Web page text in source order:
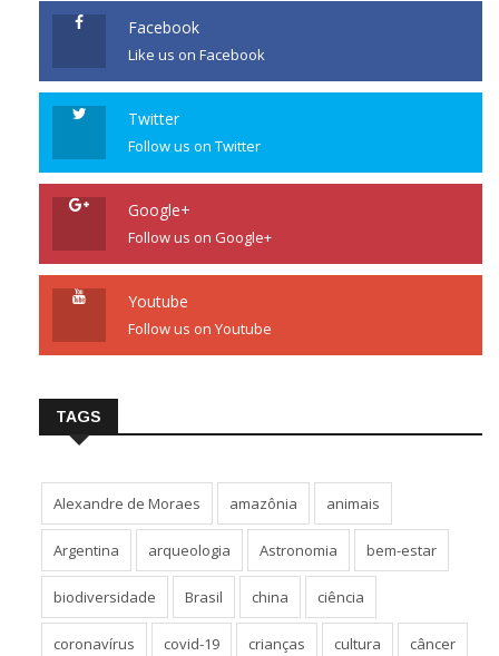
Facebook
Like us on Facebook
Twitter
Follow us on Twitter
Google+
Follow us on Google+
Youtube
Follow us on Youtube
TAGS
Alexandre de Moraes amazônia animais
Argentina arqueologia Astronomia bem-estar
biodiversidade Brasil china ciência
coronavírus covid-19 crianças cultura câncer